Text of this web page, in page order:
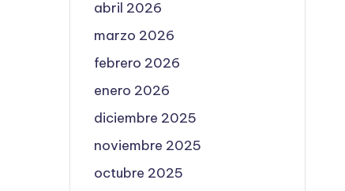
abril 2026
marzo 2026
febrero 2026
enero 2026
diciembre 2025
noviembre 2025
octubre 2025